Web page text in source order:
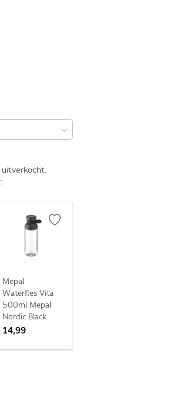
Mepal
Waterfles Vita
500ml Mepal
Nordic Black
14,99